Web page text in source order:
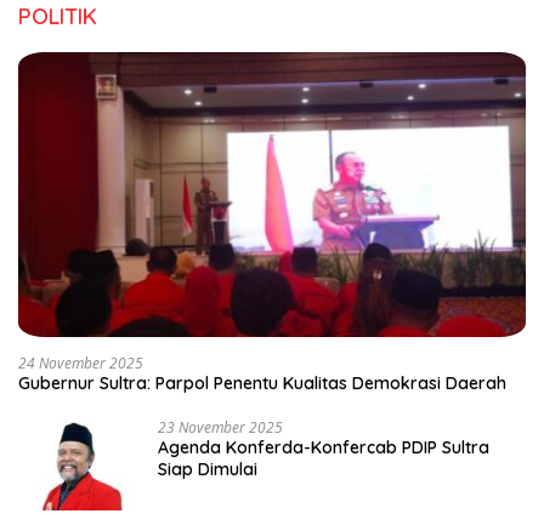
POLITIK
24 November 2025
Gubernur Sultra: Parpol Penentu Kualitas Demokrasi Daerah
23 November 2025
Agenda Konferda-Konfercab PDIP Sultra
Siap Dimulai